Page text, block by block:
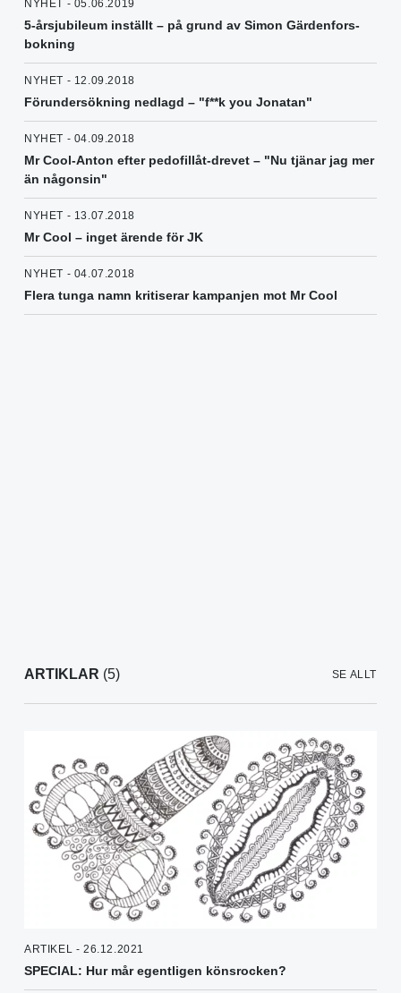
NYHET - 05.06.2019
5-årsjubileum inställt – på grund av Simon Gärdenfors-
bokning
NYHET - 12.09.2018
Förundersökning nedlagd – "f**k you Jonatan"
NYHET - 04.09.2018
Mr Cool-Anton efter pedofillåt-drevet – "Nu tjänar jag mer
än någonsin"
NYHET - 13.07.2018
Mr Cool – inget ärende för JK
NYHET - 04.07.2018
Flera tunga namn kritiserar kampanjen mot Mr Cool
ARTIKLAR (5) SE ALLT
ARTIKEL - 26.12.2021
SPECIAL: Hur mår egentligen könsrocken?